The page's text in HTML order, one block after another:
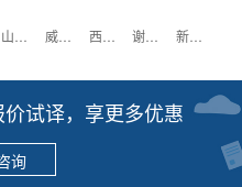
威尔森 西班牙驻广州领事馆
试译，享更多优惠
询